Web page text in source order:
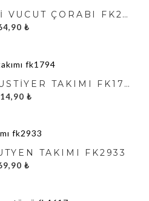
STRAPLEZ ÇIÇEKLI VÜCUT ÇORABI FK2360
₺
SEKSI MÜRDÜM BÜSTIYER TAKIMI FK1794
₺
TAKIMI FK2933
₺